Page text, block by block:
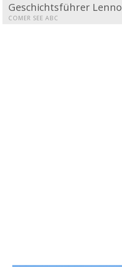
Geschichtsführer Lenno
COMER SEE ABC